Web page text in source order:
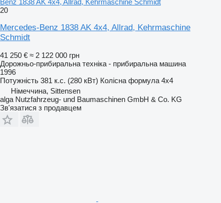
Benz 1838 AK 4x4, Allrad, Kehrmaschine Schmidt
20
Mercedes-Benz 1838 AK 4x4, Allrad, Kehrmaschine
Schmidt
41 250 € ≈ 2 122 000 грн
Дорожньо-прибиральна техніка - прибиральна машина
1996
Потужність 381 к.с. (280 кВт) Колісна формула 4x4
Німеччина, Sittensen
alga Nutzfahrzeug- und Baumaschinen GmbH & Co. KG
Зв'язатися з продавцем